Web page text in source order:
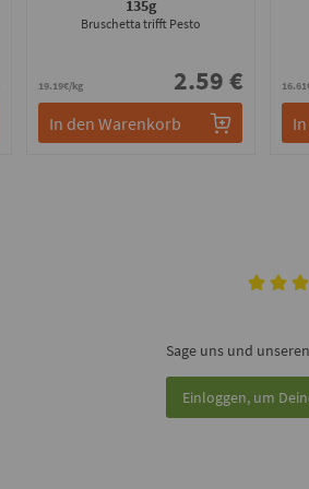
135g
Bruschetta trifft Pesto
19.19€/kg 2.59 €
In den Warenkorb
Sage uns und
Einloggen, um